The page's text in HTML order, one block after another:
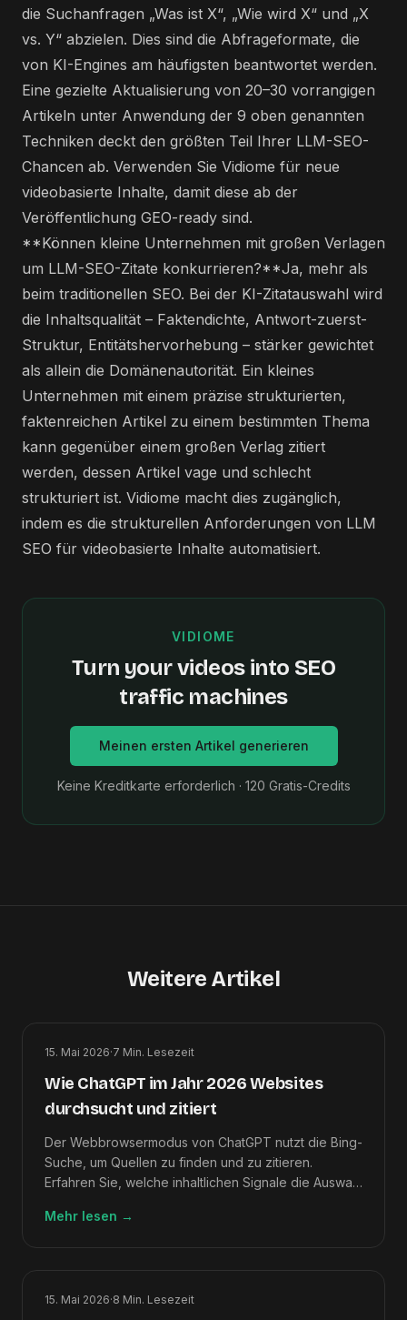
die Suchanfragen „Was ist X“, „Wie wird X“ und „X
vs. Y“ abzielen. Dies sind die Abfrageformate, die
von KI-Engines am häufigsten beantwortet werden.
Eine gezielte Aktualisierung von 20–30 vorrangigen
Artikeln unter Anwendung der 9 oben genannten
Techniken deckt den größten Teil Ihrer LLM-SEO-
Chancen ab. Verwenden Sie Vidiome für neue
videobasierte Inhalte, damit diese ab der
Veröffentlichung GEO-ready sind.
**Können kleine Unternehmen mit großen Verlagen
um LLM-SEO-Zitate konkurrieren?**Ja, mehr als
beim traditionellen SEO. Bei der KI-Zitatauswahl wird
die Inhaltsqualität – Faktendichte, Antwort-zuerst-
Struktur, Entitätshervorhebung – stärker gewichtet
als allein die Domänenautorität. Ein kleines
Unternehmen mit einem präzise strukturierten,
faktenreichen Artikel zu einem bestimmten Thema
kann gegenüber einem großen Verlag zitiert
werden, dessen Artikel vage und schlecht
strukturiert ist. Vidiome macht dies zugänglich,
indem es die strukturellen Anforderungen von LLM
SEO für videobasierte Inhalte automatisiert.
VIDIOME
Turn your videos into SEO
traffic machines
Meinen ersten Artikel generieren
Keine Kreditkarte erforderlich · 120 Gratis-Credits
Weitere Artikel
15. Mai 2026·7 Min. Lesezeit
Wie ChatGPT im Jahr 2026 Websites
durchsucht und zitiert
Der Webbrowsermodus von ChatGPT nutzt die Bing-
Suche, um Quellen zu finden und zu zitieren.
Erfahren Sie, welche inhaltlichen Signale die Auswahl
können, ob Sie zitiert werden.
Mehr lesen →
15. Mai 2026·8 Min. Lesezeit